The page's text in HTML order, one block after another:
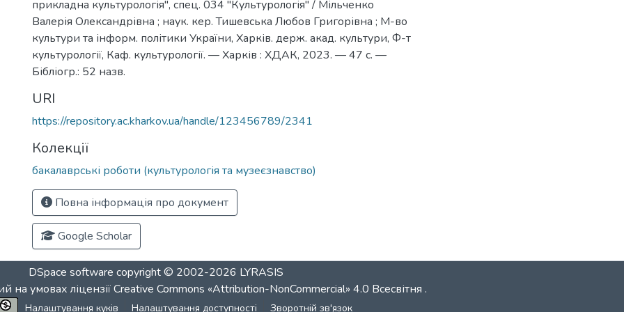
прикладна культурологія", спец. 034 "Культурологія" / Мільченко
Валерія Олександрівна ; наук. кер. Тишевська Любов Григорівна ; М-во
культури та інформ. політики України, Харків. держ. акад. культури, Ф-т
культурології, Каф. культурології. — Харків : ХДАК, 2023. — 47 с. —
Бібліогр.: 52 назв.
URI
https://repository.ac.kharkov.ua/handle/123456789/2341
Колекції
бакалаврські роботи (культурологія та музеєзнавство)
Повна інформація про документ
Google Scholar
DSpace software copyright © 2002-2026 LYRASIS
на умовах ліцензіїCreative Commons «Attribution-NonCommercial» 4.0 Всесвітня .
Налаштування куків Налаштування доступності Зворотній зв'язок